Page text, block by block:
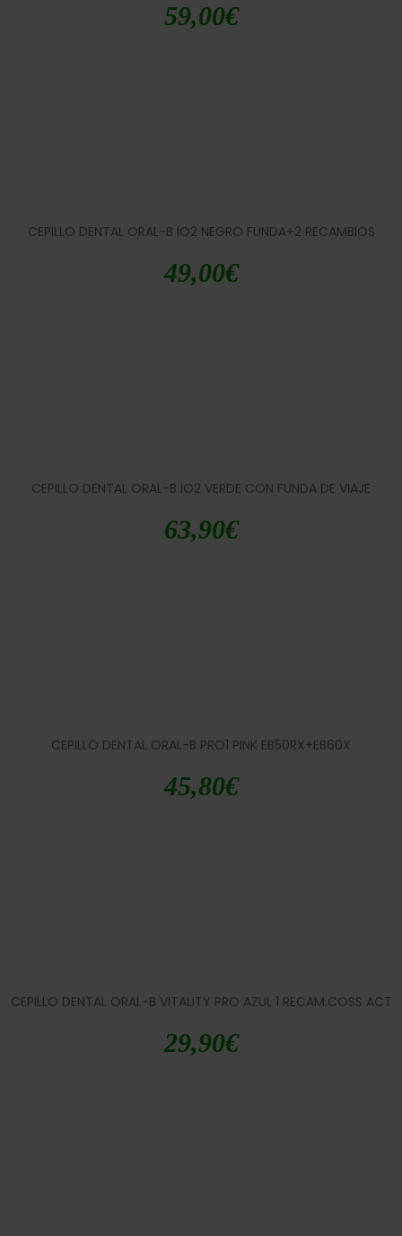
59,00€
CEPILLO DENTAL ORAL-B IO2 NEGRO FUNDA+2 RECAMBIOS
49,00€
CEPILLO DENTAL ORAL-B IO2 VERDE CON FUNDA DE VIAJE
63,90€
CEPILLO DENTAL ORAL-B PRO1 PINK EB50RX+EB60X
45,80€
CEPILLO DENTAL ORAL-B VITALITY PRO AZUL 1 RECAM.COSS ACT
29,90€